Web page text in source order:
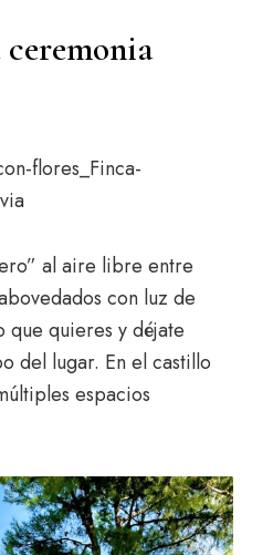
ceremonia
al aire libre entre
con luz de
que quieres y déjate
del lugar. En el castillo
espacios